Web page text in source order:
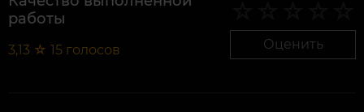
работы
3,13 ☆ 15 голосов Оценить